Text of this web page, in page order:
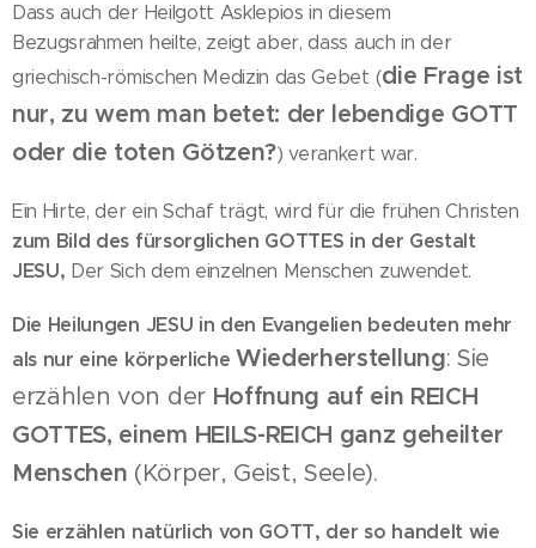
Dass auch der Heilgott Asklepios in diesem
Bezugsrahmen heilte, zeigt aber, dass auch in der
griechisch-römischen Medizin das Gebet (die Frage ist
nur, zu wem man betet: der lebendige GOTT
oder die toten Götzen?) verankert war.
Ein Hirte, der ein Schaf trägt, wird für die frühen Christen
zum Bild des fürsorglichen GOTTES in der Gestalt
JESU, Der Sich dem einzelnen Menschen zuwendet.
Die Heilungen JESU in den Evangelien bedeuten mehr
als nur eine körperliche Wiederherstellung: Sie
erzählen von der Hoffnung auf ein REICH
GOTTES, einem HEILS-REICH ganz geheilter
Menschen (Körper, Geist, Seele).
Sie erzählen natürlich von GOTT, der so handelt wie